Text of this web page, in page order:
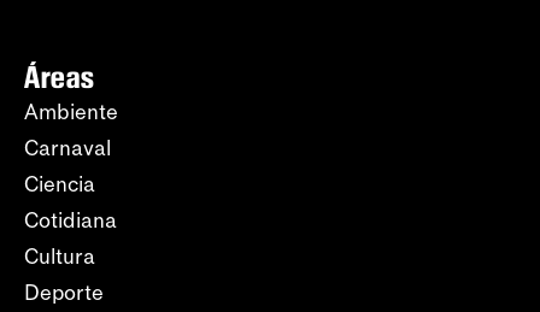
Áreas
Ambiente
Carnaval
Ciencia
Cotidiana
Cultura
Deporte